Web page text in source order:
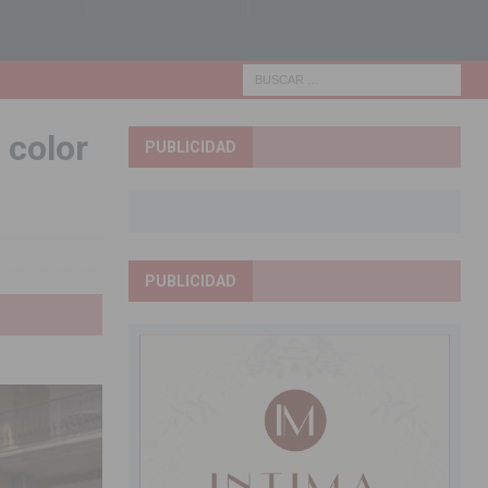
color
PUBLICIDAD
PUBLICIDAD